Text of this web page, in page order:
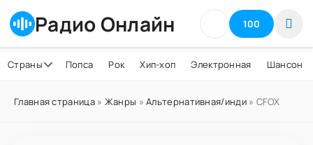
Радио Онлайн 100
Страны Попса Рок Хип-хоп Электронная Шансон
Главная страница» Жанры »Альтернативная/инди» CFOX